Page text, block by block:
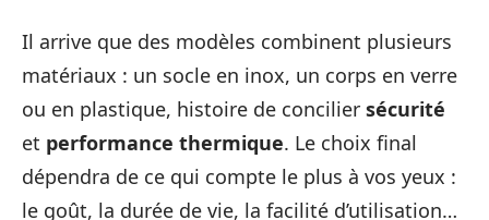
Il arrive que des modèles combinent plusieurs
matériaux : un socle en inox, un corps en verre
ou en plastique, histoire de concilier sécurité
et performance thermique. Le choix final
dépendra de ce qui compte le plus à vos yeux :
le goût, la durée de vie, la facilité d’utilisation…